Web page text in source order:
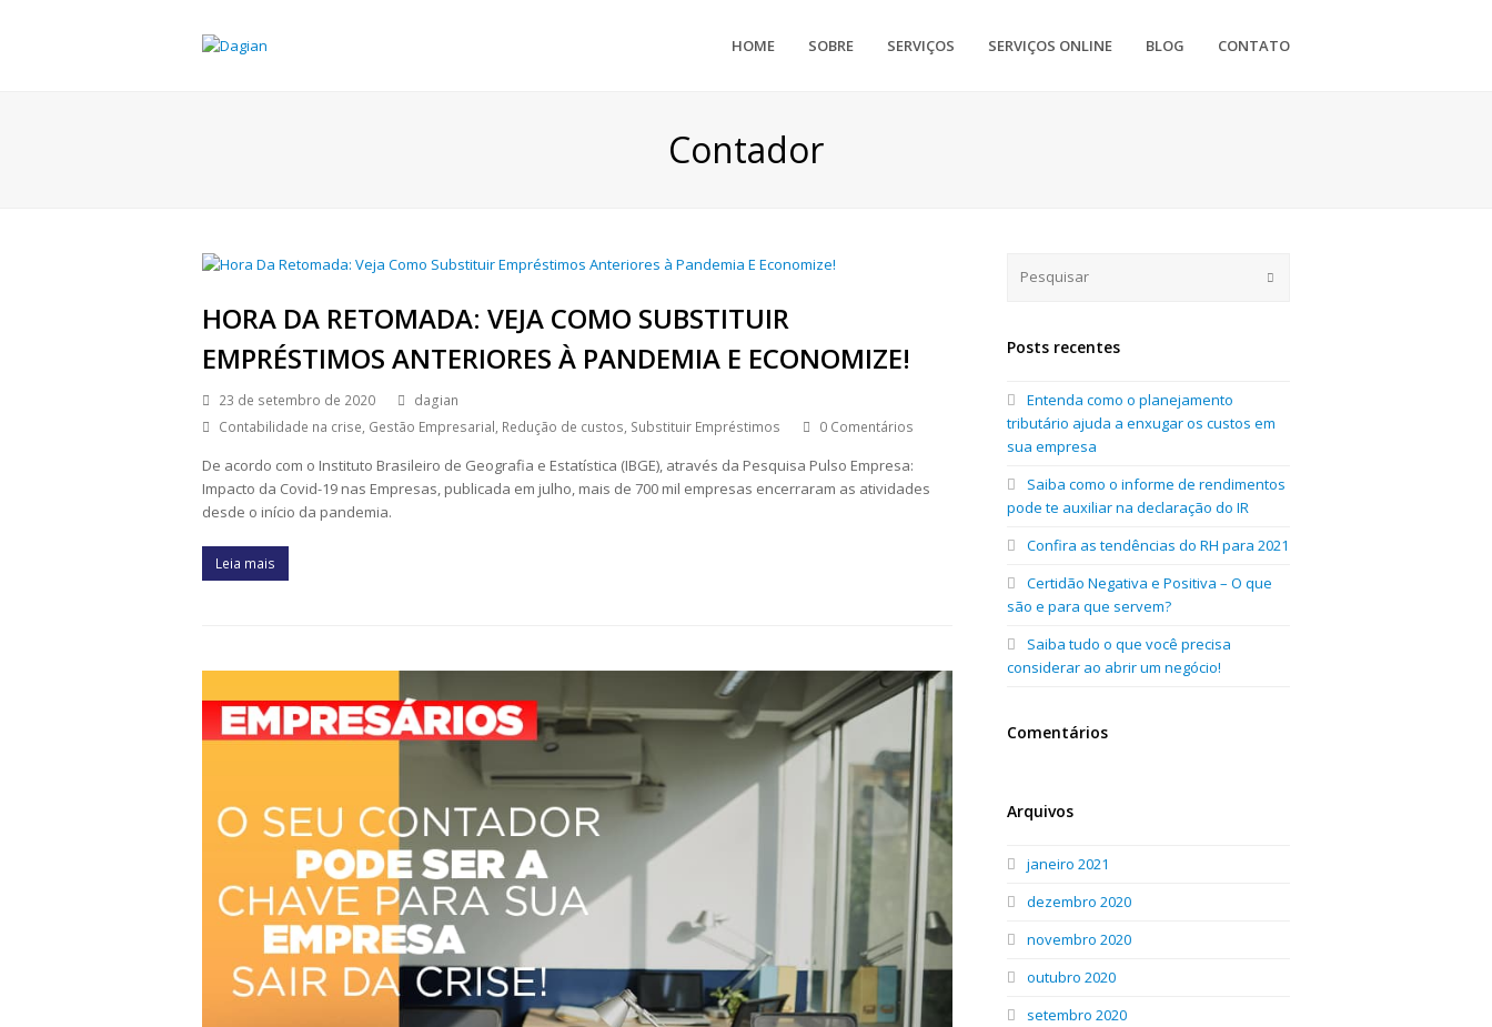
HOME SOBRE SERVIÇOS SERVIÇOS ONLINE BLOG CONTATO
Contador
HORA DA RETOMADA: VEJA COMO SUBSTITUIR
EMPRÉSTIMOS ANTERIORES À PANDEMIA E ECONOMIZE!
23 de setembro de 2020
dagian
Contabilidade na crise, Gestão Empresarial, Redução de custos, Substituir Empréstimos 0 Comentários
De acordo com o Instituto Brasileiro de Geografia e Estatística (IBGE), através da Pesquisa Pulso Empresa:
Impacto da Covid-19 nas Empresas, publicada em julho, mais de 700 mil empresas encerraram as atividades
desde o início da pandemia.
Leia mais
Posts recentes
Entenda como o planejamento
tributário ajuda a enxugar os custos em
sua empresa
Saiba como o informe de rendimentos
pode te auxiliar na declaração do IR
Confira as tendências do RH para 2021
Certidão Negativa e Positiva – O que
são e para que servem?
Saiba tudo o que você precisa
considerar ao abrir um negócio!
Comentários
Arquivos
janeiro 2021
dezembro 2020
novembro 2020
outubro 2020
setembro 2020